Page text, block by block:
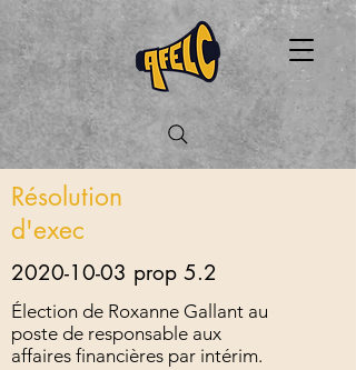
Résolution
d'exec
2020-10-03 prop 5.2
Élection de Roxanne Gallant au
poste de responsable aux
affaires financières par intérim.